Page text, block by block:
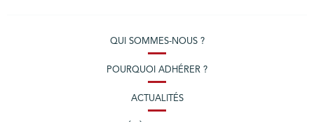
QUI SOMMES-NOUS ?
POURQUOI ADHÉRER ?
ACTUALITÉS